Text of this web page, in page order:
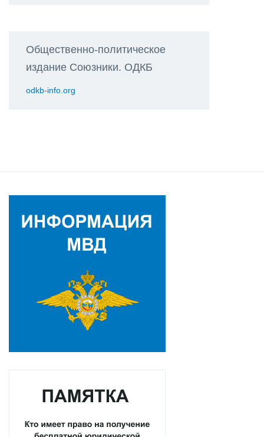
Общественно-политическое
издание Союзники. ОДКБ
odkb-info.org